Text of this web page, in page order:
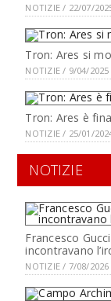
NOTIZIE / 22/07/
Tron: Ares si
NOTIZIE / 9/04/2025
Tron: Ares è
NOTIZIE / 25/01/
NOTIZIE
Francesco
incontravano
NOTIZIE / 7/08/2026